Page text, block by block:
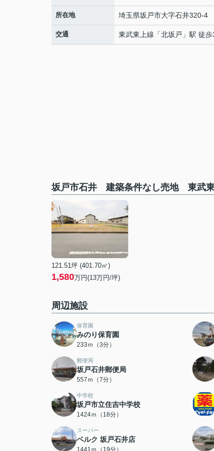
所在地 埼玉県坂戸市大字石井320-4
交通 東武東上線 「北坂戸 」駅 徒
坂戸市石井 建築条件なし売地 東武
121.51坪 (401.70㎡)
1,580万円(13万円/坪)
周辺施設
保育園
みのり保育園
233ｍ（3分）
郵便局
坂戸石井郵便局
557ｍ（7分）
中学校
坂戸市立住吉中学校
1424ｍ（18分）
スーパー
ベルク 坂戸石井店
1441ｍ（19分）